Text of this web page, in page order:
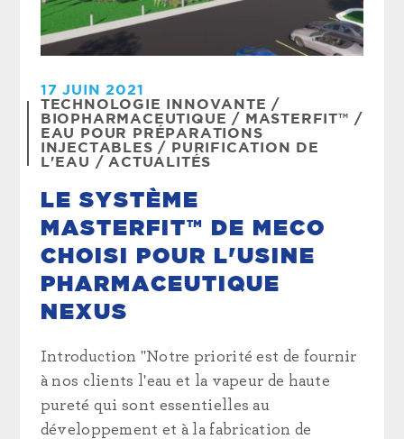
17 JUIN 2021
TECHNOLOGIE INNOVANTE /
BIOPHARMACEUTIQUE / MASTERFIT™ /
EAU POUR PRÉPARATIONS
INJECTABLES /
PURIFICATION DE
L'EAU / ACTUALITÉS
LE SYSTÈME
MASTERFIT™ DE MECO
CHOISI POUR L'USINE
PHARMACEUTIQUE
NEXUS
Introduction "Notre priorité est de fournir
à nos clients l'eau et la vapeur de haute
pureté qui sont essentielles au
développement et à la fabrication de